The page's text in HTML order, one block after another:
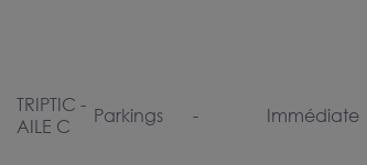
TRIPTIC -
AILE C
Parkings - Immédiate